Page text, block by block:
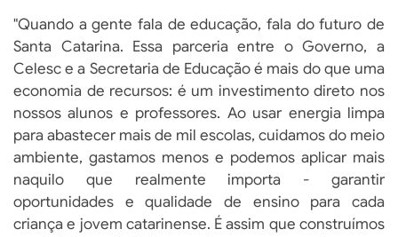
"Quando a gente fala de educação, fala do futuro de
Santa Catarina. Essa parceria entre o Governo, a
Celesc e a Secretaria de Educação é mais do que uma
economia de recursos: é um investimento direto nos
nossos alunos e professores. Ao usar energia limpa
para abastecer mais de mil escolas, cuidamos do meio
ambiente, gastamos menos e podemos aplicar mais
naquilo que realmente importa - garantir
oportunidades e qualidade de ensino para cada
criança e jovem catarinense. É assim que construímos